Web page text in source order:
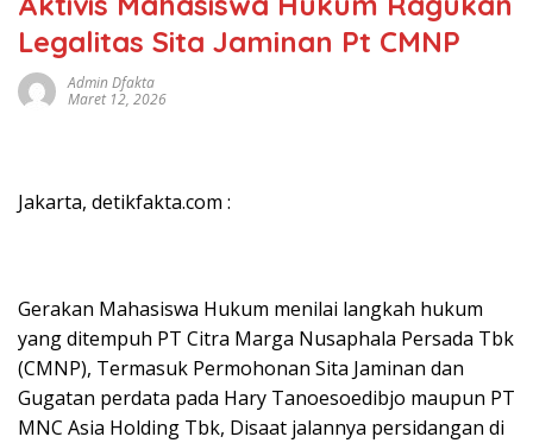
Legalitas Sita Jaminan Pt CMNP
Admin Dfakta
Maret 12, 2026
Jakarta, detikfakta.com :
Gerakan Mahasiswa Hukum menilai langkah hukum
yang ditempuh PT Citra Marga Nusaphala Persada Tbk
(CMNP), Termasuk Permohonan Sita Jaminan dan
Gugatan perdata pada Hary Tanoesoedibjo maupun PT
MNC Asia Holding Tbk, Disaat jalannya persidangan di